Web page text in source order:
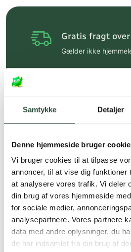
Samtykke Detaljer
Denne hjemmeside bruger
Vi bruger cookies til at tilpasse
annoncer, til at vise dig funktioner
at analysere vores trafik. Vi deler
din brug af vores hjemmeside
for sociale medier,
analysepartnere. Vores partnere
data med andre oplysninger, du
de har indsamlet fra din brug af
Gratis fragt
Gælder ikke
Hurtig levering
Faste lave
*Gælder ikke
Stort udvalg af
produkter
Vi tilbyder et stort
cremer, vitaminer
produkter – altid til